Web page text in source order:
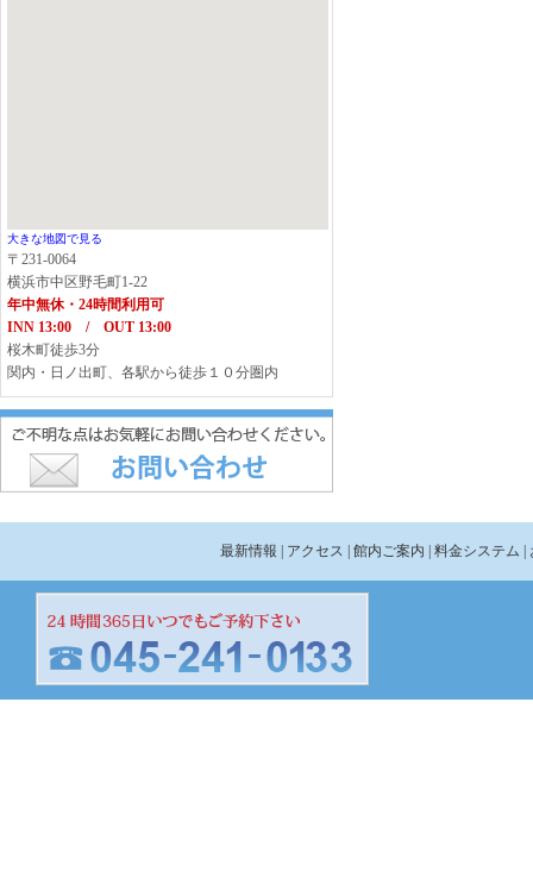
大きな地図で見る
〒231-0064
横浜市中区野毛町1-22
年中無休・24時間利用可
INN 13:00 / OUT 13:00
桜木町徒歩3分
関内・日ノ出町、各駅から徒歩１０分圏内
最新情報 | アクセス | 館内ご案内 | 料金システム